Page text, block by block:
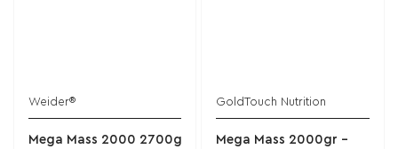
Weider®
Mega Mass 2000 2700g
GoldTouch Nutrition
Mega Mass 2000gr -